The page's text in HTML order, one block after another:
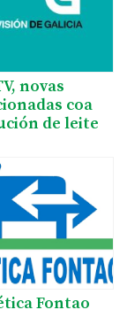
novas
coa
de leite
Fontao